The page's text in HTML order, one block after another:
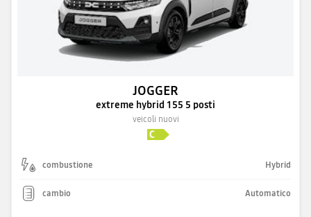
JOGGER
extreme hybrid 155 5 posti
veicoli nuovi
combustione Hybrid
cambio Automatico